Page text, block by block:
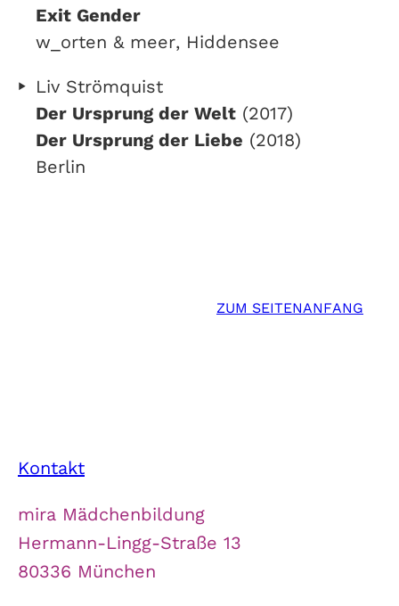
Exit Gender
w_orten & meer, Hiddensee
Liv Strömquist
Der Ursprung der Welt (2017)
Der Ursprung der Liebe (2018)
Berlin
ZUM SEITENANFANG
Kontakt
mira Mädchenbildung
Hermann-Lingg-Straße 13
80336 München